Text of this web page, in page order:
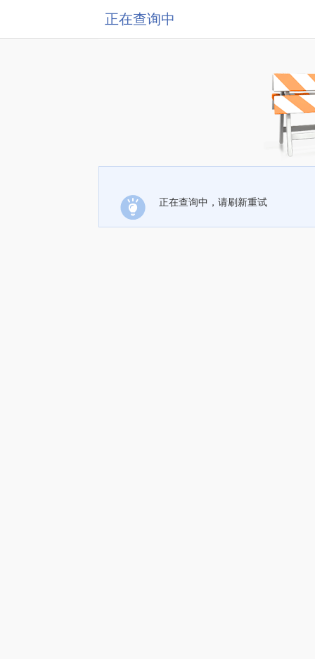
正在查询中
正在查询中，请刷新重试